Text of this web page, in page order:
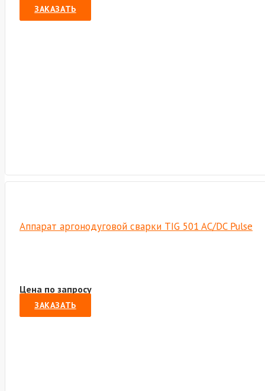
ЗАКАЗАТЬ
Аппарат аргонодуговой сварки TIG 501 AC/DC Pulse
Цена по запросу
ЗАКАЗАТЬ